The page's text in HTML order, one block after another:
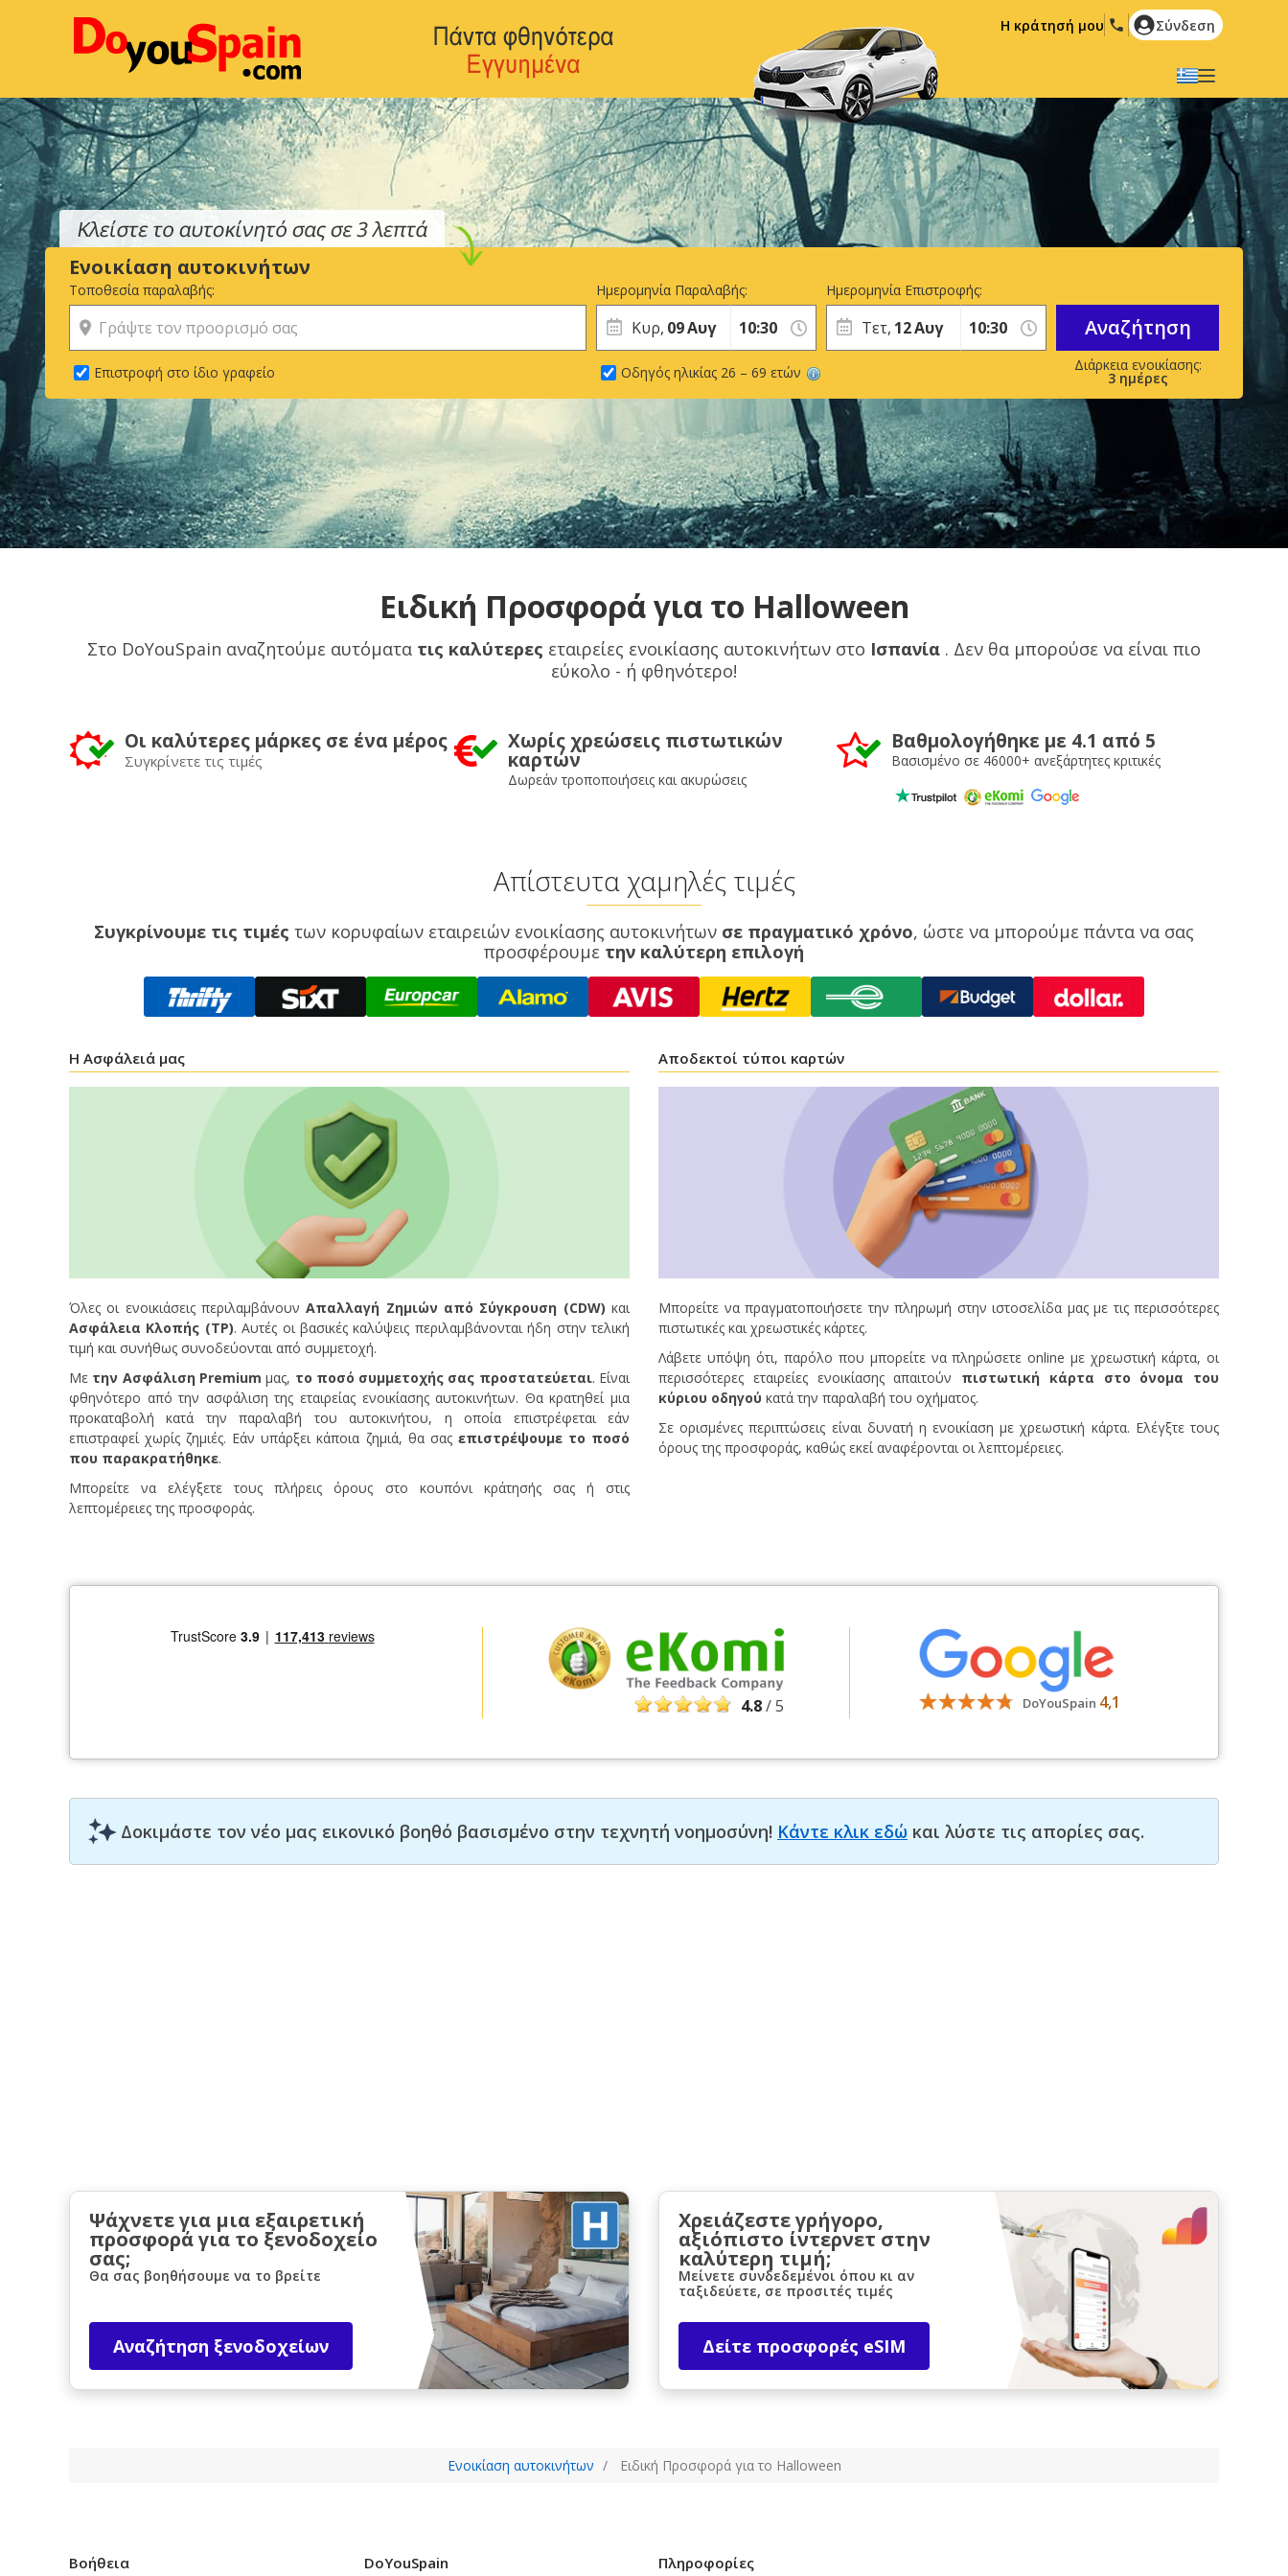
Αποκτήστε πρόσβαση σε αποκλειστικές
Σύνδεση με eLink
Η κράτησή μου Σύνδεση
Επιλέξτε την γλώσσα σας
English
Español
Deutsch
Français
Italiano
Nederlands
Português
English (US)
Română
Ελληνικά
Русский
Hrvatski
Ενοικίαση αυτοκινήτων
Τοποθεσία παραλαβής:
Επιστροφή στο ίδιο γραφείο
Ημερομηνία Παραλαβής:
Κυρ, 09Αυγ
3 ημέρες
Ημερομηνία Επιστροφής:
Τετ, 12Αυγ
Οδηγός ηλικίας 26 – 69 ετών
Αναζήτηση
Ειδική Προσφορά για το Halloween
Στο DoYouSpain αναζητούμε αυτόματα τις καλύτερες εταιρείες ενοικίασης αυτοκινήτων στο Ισπανία . Δεν θα μπορούσε να είναι πιο
εύκολο - ή φθηνότερο!
Οι καλύτερες μάρκες σε ένα μέρος
Συγκρίνετε τις τιμές
Χωρίς χρεώσεις πιστωτικών
καρτών
Δωρεάν τροποποιήσεις και ακυρώσεις
Βαθμολογήθηκε με 4.1 από 5
Βασισμένο σε 46000+ ανεξάρτητες κριτικές
Απίστευτα χαμηλές τιμές
Συγκρίνουμε τις τιμές των κορυφαίων εταιρειών ενοικίασης αυτοκινήτων σε πραγματικό χρόνο, ώστε να μπορούμε πάντα να σας
προσφέρουμε την καλύτερη επιλογή
Η Ασφάλειά μας
Όλες οι ενοικιάσεις περιλαμβάνουνΑπαλλαγή Ζημιών από Σύγκρουση (CDW) και
Ασφάλεια Κλοπής (TP). Αυτές οι βασικές καλύψεις περιλαμβάνονται ήδη στην τελική
τιμή και συνήθως συνοδεύονται από συμμετοχή.
Με την Ασφάλιση Premium μας, το ποσό συμμετοχής σας προστατεύεται. Είναι
φθηνότερο από την ασφάλιση της εταιρείας ενοικίασης αυτοκινήτων. Θα κρατηθεί μια
προκαταβολή κατά την παραλαβή του αυτοκινήτου, η οποία επιστρέφεται εάν
επιστραφεί χωρίς ζημιές. Εάν υπάρξει κάποια ζημιά, θα σας επιστρέψουμε το ποσό
που παρακρατήθηκε.
Μπορείτε να ελέγξετε τους πλήρεις όρους στο κουπόνι κράτησής σας ή στις
λεπτομέρειες της προσφοράς.
Αποδεκτοί τύποι καρτών
Μπορείτε να πραγματοποιήσετε την πληρωμή στην ιστοσελίδα μας με τις περισσότερες
πιστωτικές και χρεωστικές κάρτες.
Λάβετε υπόψη ότι, παρόλο που μπορείτε να πληρώσετε online με χρεωστική κάρτα, οι
περισσότερες εταιρείες ενοικίασης απαιτούν πιστωτική κάρτα στο όνομα του
κύριου οδηγού κατά την παραλαβή του οχήματος.
Σε ορισμένες περιπτώσεις είναι δυνατή η ενοικίαση με χρεωστική κάρτα. Ελέγξτε τους
όρους της προσφοράς, καθώς εκεί αναφέρονται οι λεπτομέρειες.
4.8/ 5 DoYouSpain 4,1
Δοκιμάστε τον νέο μας εικονικό βοηθό βασισμένο στην τεχνητή νοημοσύνη! Κάντε κλικ εδώ και λύστε τις απορίες σας.
Ψάχνετε για μια εξαιρετική
προσφορά για το ξενοδοχείο
σας;
Θα σας βοηθήσουμε να το βρείτε
Αναζήτηση ξενοδοχείων
Χρειάζεστε γρήγορο,
αξιόπιστο ίντερνετ στην
καλύτερη τιμή;
Μείνετε συνδεδεμένοι όπου κι αν
ταξιδεύετε, σε προσιτές τιμές
Δείτε προσφορές eSIM
Ενοικίαση αυτοκινήτων Ειδική Προσφορά για το Halloween
Βοήθεια DoYouSpain Πληροφορίες